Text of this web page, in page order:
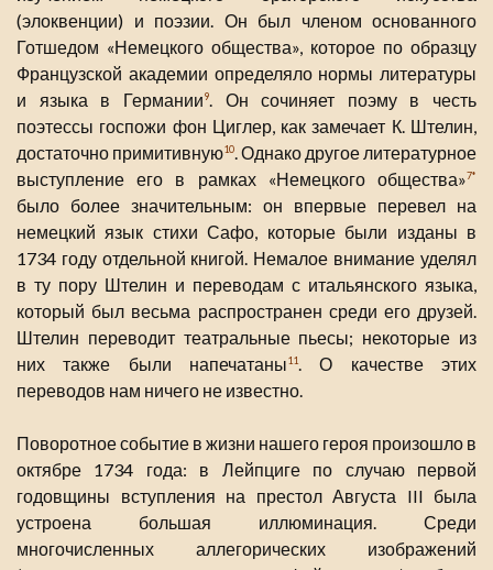
(элоквенции) и поэзии. Он был членом основанного
Готшедом «Немецкого общества», которое по образцу
Французской академии определяло нормы литературы
и языка в Германии9. Он сочиняет поэму в честь
поэтессы госпожи фон Циглер, как замечает К. Штелин,
достаточно примитивную10 . Однако другое литературное
выступление его в рамках «Немецкого общества»7*
было более значительным: он впервые перевел на
немецкий язык стихи Сафо, которые были изданы в
1734 году отдельной книгой. Немалое внимание уделял
в ту пору Штелин и переводам с итальянского языка,
который был весьма распространен среди его друзей.
Штелин переводит театральные пьесы; некоторые из
них также были напечатаны11. О качестве этих
переводов нам ничего не известно.
Поворотное событие в жизни нашего героя произошло в
октябре 1734 года: в Лейпциге по случаю первой
годовщины вступления на престол Августа III была
устроена большая иллюминация. Среди
многочисленных аллегорических изображений